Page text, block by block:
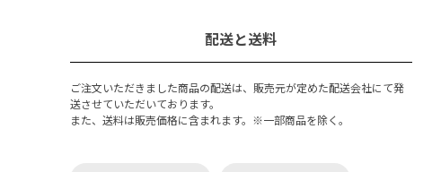
配送と送料
ご注文いただきました商品の配送は、販売元が定めた配送会社にて発
送させていただいております。
また、送料は販売価格に含まれます。※一部商品を除く。